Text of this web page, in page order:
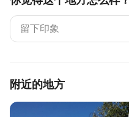
附近的地方